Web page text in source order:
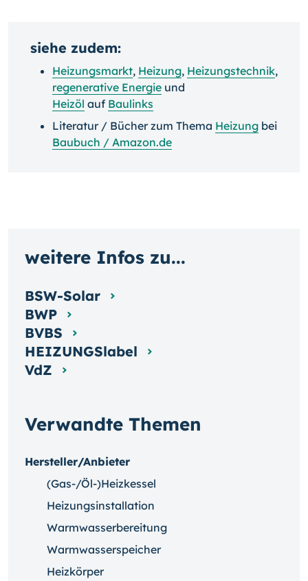
siehe zudem:
Heizungsmarkt, Heizung, Heizungstechnik,
regenerative Energie und
Heizöl auf Baulinks
Literatur / Bücher zum Thema Heizung bei
Baubuch / Amazon.de
Verwandte Themen
Hersteller/Anbieter
(Gas-/Öl-)Heizkessel
Heizungsinstallation
Warmwasserbereitung
Warmwasserspeicher
Heizkörper
weitere Infos zu...
BSW-Solar
BWP
BVBS
HEIZUNGSlabel
VdZ